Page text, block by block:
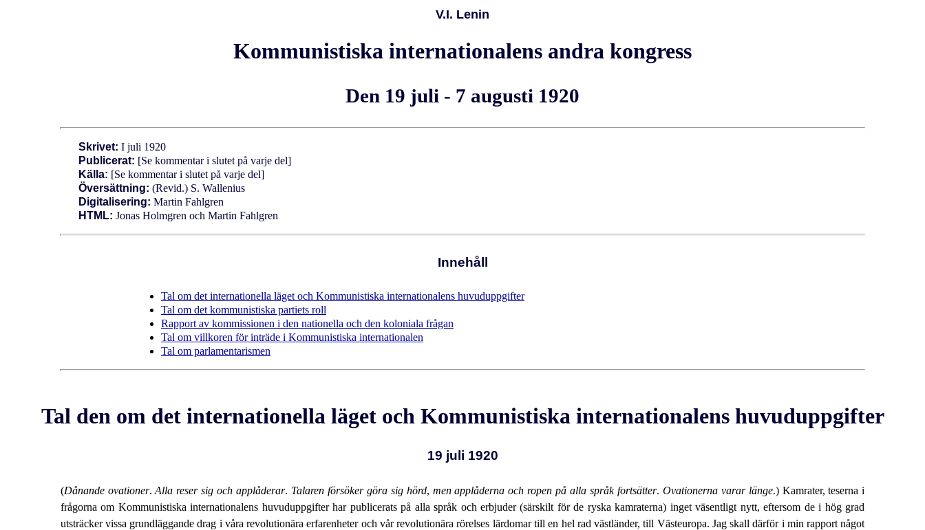
V.I. Lenin
Kommunistiska internationalens andra kongress
Den 19 juli - 7 augusti 1920
Skrivet: I juli 1920
Publicerat: [Se kommentar i slutet på varje del]
Källa: [Se kommentar i slutet på varje del]
Översättning: (Revid.) S. Wallenius
Digitalisering: Martin Fahlgren
HTML: Jonas Holmgren och Martin Fahlgren
Innehåll
Tal om det internationella läget och Kommunistiska internationalens huvuduppgifter
Tal om det kommunistiska partiets roll
Rapport av kommissionen i den nationella och den koloniala frågan
Tal om villkoren för inträde i Kommunistiska internationalen
Tal om parlamentarismen
Tal den om det internationella läget och Kommunistiska internationalens huvuduppgifter
19 juli 1920
(Dånande ovationer.Alla reser sig och applåderar. Talaren försöker göra sig hörd, men applåderna och ropen på alla språk fortsätter. Ovationerna varar länge.) Kamrater, teserna i
frågorna om Kommunistiska internationalens huvuduppgifter har publicerats på alla språk och erbjuder (särskilt för de ryska kamraterna) inget väsentligt nytt, eftersom de i hög grad
utsträcker vissa grundläggande drag i våra revolutionära erfarenheter och vår revolutionära rörelses lärdomar till en hel rad västländer, till Västeuropa. Jag skall därför i min rapport något